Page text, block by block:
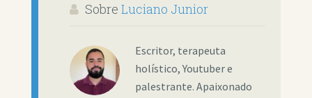
Sobre Luciano Junior
Escritor, terapeuta
holístico, Youtuber e
palestrante. Apaixonado